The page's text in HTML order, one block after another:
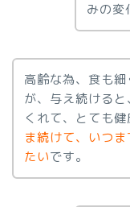
みの変
高齢な為、食も
が、与え続ける
くれて、とても健
ま続けて、いつ
たいです。